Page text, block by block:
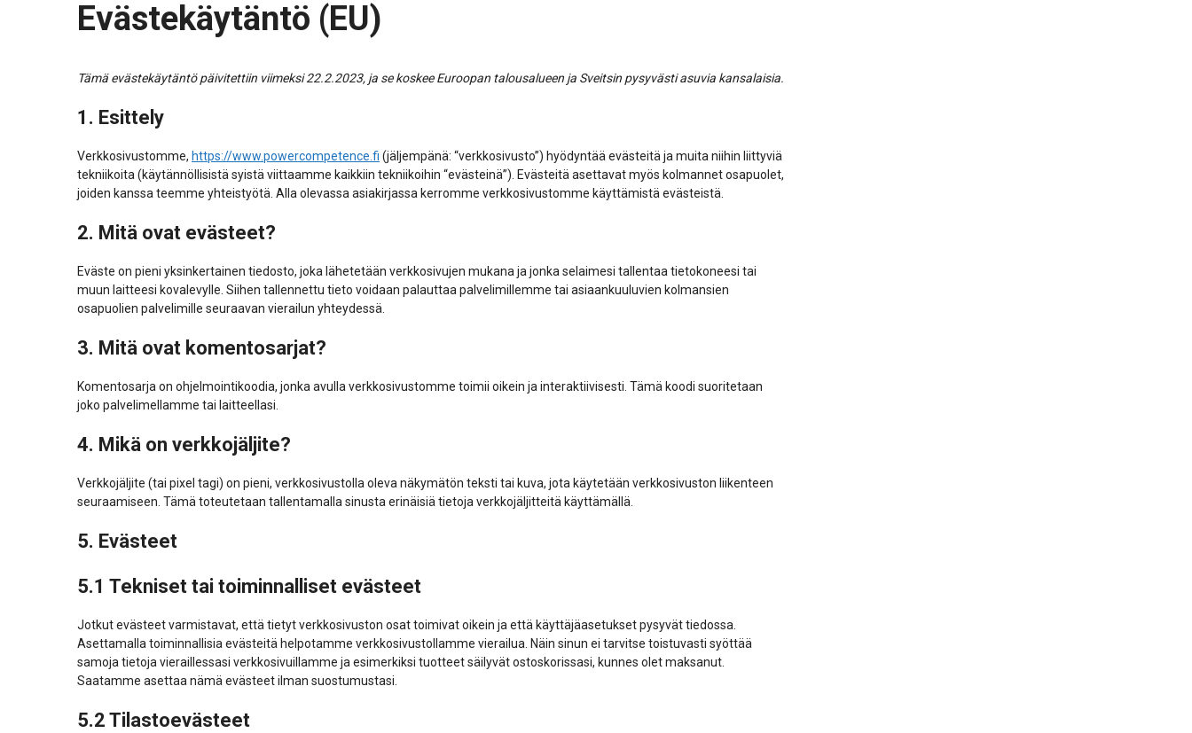
Evästekäytäntö (EU)
Tämä evästekäytäntö päivitettiin viimeksi 22.2.2023, ja se koskee Euroopan talousalueen ja Sveitsin pysyvästi asuvia kansalaisia.
1. Esittely
Verkkosivustomme, https://www.powercompetence.fi (jäljempänä: “verkkosivusto”) hyödyntää evästeitä ja muita niihin liittyviä
tekniikoita (käytännöllisistä syistä viittaamme kaikkiin tekniikoihin “evästeinä”). Evästeitä asettavat myös kolmannet osapuolet,
joiden kanssa teemme yhteistyötä. Alla olevassa asiakirjassa kerromme verkkosivustomme käyttämistä evästeistä.
2. Mitä ovat evästeet?
Eväste on pieni yksinkertainen tiedosto, joka lähetetään verkkosivujen mukana ja jonka selaimesi tallentaa tietokoneesi tai
muun laitteesi kovalevylle. Siihen tallennettu tieto voidaan palauttaa palvelimillemme tai asiaankuuluvien kolmansien
osapuolien palvelimille seuraavan vierailun yhteydessä.
3. Mitä ovat komentosarjat?
Komentosarja on ohjelmointikoodia, jonka avulla verkkosivustomme toimii oikein ja interaktiivisesti. Tämä koodi suoritetaan
joko palvelimellamme tai laitteellasi.
4. Mikä on verkkojäljite?
Verkkojäljite (tai pixel tagi) on pieni, verkkosivustolla oleva näkymätön teksti tai kuva, jota käytetään verkkosivuston liikenteen
seuraamiseen. Tämä toteutetaan tallentamalla sinusta erinäisiä tietoja verkkojäljitteitä käyttämällä.
5. Evästeet
5.1 Tekniset tai toiminnalliset evästeet
Jotkut evästeet varmistavat, että tietyt verkkosivuston osat toimivat oikein ja että käyttäjäasetukset pysyvät tiedossa.
Asettamalla toiminnallisia evästeitä helpotamme verkkosivustollamme vierailua. Näin sinun ei tarvitse toistuvasti syöttää
samoja tietoja vieraillessasi verkkosivuillamme ja esimerkiksi tuotteet säilyvät ostoskorissasi, kunnes olet maksanut.
Saatamme asettaa nämä evästeet ilman suostumustasi.
5.2 Tilastoevästeet